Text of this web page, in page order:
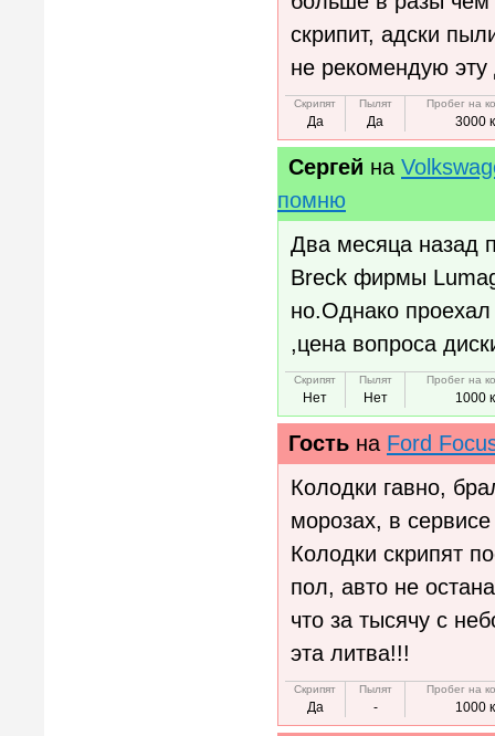
скрипит, адски
не рекомендую эту
Скрипят
Да
Пылят
Да
Пробег на
3000
Сергей на
помню
Два месяца назад
Breck фирмы
но.Однако
,цена вопроса
Скрипят
Нет
Пылят
Нет
Пробег на
1000
Гость на Ford
Колодки гавно,
морозах, в
Колодки скрипят
пол, авто не
что за тысячу с
эта литва!!!
Скрипят
Да
Пылят
-
Пробег на
1000